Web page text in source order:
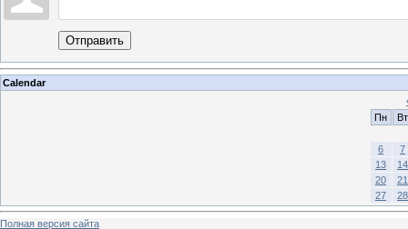
Отправить
Calendar
Пн
Вт
6
7
13
14
20
21
27
28
Полная версия сайта